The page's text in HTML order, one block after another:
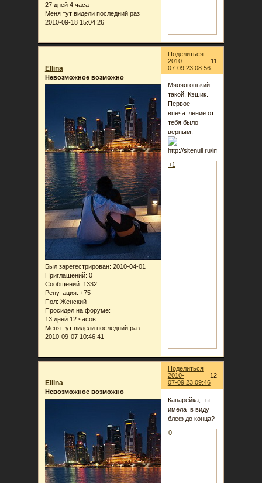
27 дней 4 часа
Меня тут видели последний раз
2010-09-18 15:04:26
Поделиться
11
2010-
07-09 23:08:56
Ellina
Невозможное возможно
Был зарегестрирован: 2010-04-01
Приглашений: 0
Сообщений: 1332
Репутация: +75
Пол: Женский
Просидел на форуме:
13 дней 12 часов
Меня тут видели последний раз
2010-09-07 10:46:41
Мяяяягонький
такой, Кэшик.
Первое
впечатление от
тебя было
верным.
+1
Поделиться
12
2010-
07-09 23:09:46
Ellina
Невозможное возможно
Канарейка, ты
имела в виду
блеф до конца?
0